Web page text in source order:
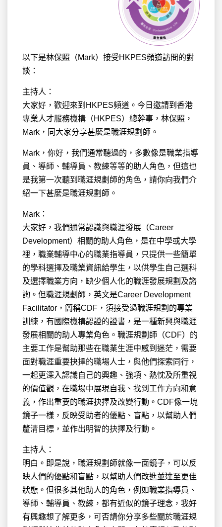
以下是林保照（Mark）接受HKPES頻道訪問的對
談：
主持人：
大家好，歡迎來到HKPES頻道。今日邀請到香港
專業人才服務機構（HKPES）總幹事，林保照，
Mark，同大家分享甚麼是職涯規劃師。
Mark，你好，我們通常聽過的，多數像是職業指導
員、導師、輔導員、教練等等的助人角色，但這也
是我第一次聽到職涯規劃師的角色，請你向我們介
紹一下甚麼是職涯規劃師。
Mark：
大家好，我們通常認識與職涯發展（Career
Development）相關的助人角色，是在中學或大學
裡，職業輔導中心的職業指導員，只提供一些簡單
的學科選擇及職業資訊給學生，以供學生自己選科
及選擇職業方向，缺少個人化的職涯發展規劃及諮
詢。但職涯規劃師，英文是Career Development
Facilitator，簡稱CDF，須接受過職涯規劃的專業
訓練，有國際機構認證的證書，是一種新興與職涯
發展相關的助人專業角色。職涯規劃師（CDF）的
主要工作是幫助那些在職業生涯中感到迷茫，需要
面對職涯重要抉擇的職場人士，與他們探索同行，
一起更深入認識自己的興趣、強項、熱忱及所重視
的價值觀，在職場中展現自我、找到工作方向和意
義，作出重要的職涯抉擇及改變行動。CDF像一塊
鏡子一樣，反映受助者的優點、盲點，以幫助人們
釐清目標，並作出明智的抉擇及行動。
主持人：
明白。即是說，職涯規劃師就像一面鏡子，可以反
映人們的優點和盲點，以幫助人們改進並達至更佳
狀態。但很多其他助人的角色，例如職業指導員、
導師、輔導員、教練，都有近似的鏡子理念，我好
有興趣想了解更多，可否請你分享多些關於職涯規